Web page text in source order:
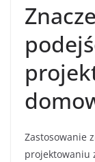
Zastosowanie
projektowaniu